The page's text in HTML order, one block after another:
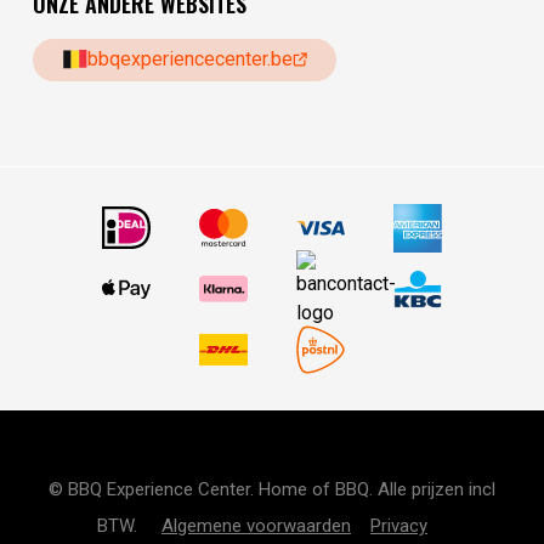
bbqexperiencecenter.be
© BBQ Experience Center. Home of BBQ. Alle prijzen incl
BTW. Algemene voorwaarden
Privacy